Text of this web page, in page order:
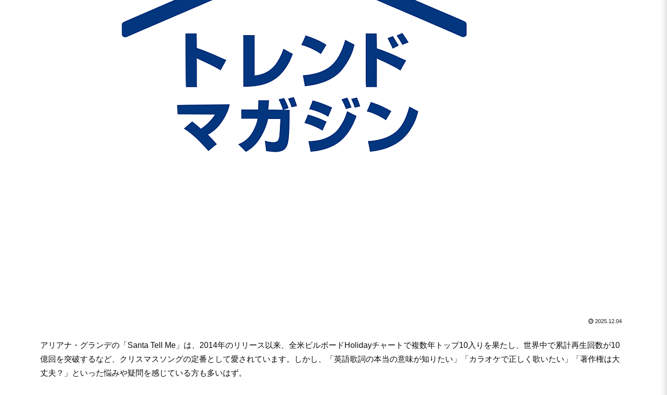
2025.12.04
アリアナ・グランデの「Santa Tell Me」は、2014年のリリース以来、全米ビルボードHolidayチャートで複数年トップ10入りを果たし、世界中で累計再生回数が10
億回を突破するなど、クリスマスソングの定番として愛されています。しかし、「英語歌詞の本当の意味が知りたい」「カラオケで正しく歌いたい」「著作権は大
丈夫？」といった悩みや疑問を感じている方も多いはず。